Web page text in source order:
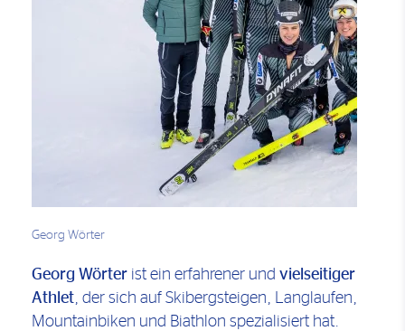
Georg Wörter
Georg Wörter ist ein erfahrener und vielseitiger
Athlet, der sich auf Skibergsteigen, Langlaufen,
Mountainbiken und Biathlon spezialisiert hat.